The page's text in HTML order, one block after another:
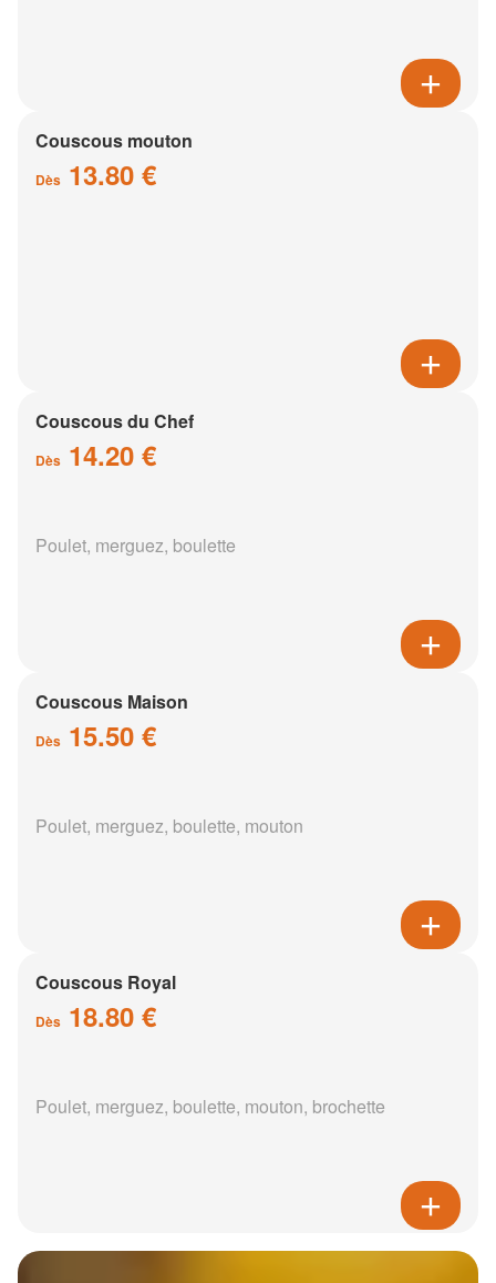
Couscous mouton
Dès 13.80 €
Couscous du Chef
Dès 14.20 €
Poulet, merguez, boulette
Couscous Maison
Dès 15.50 €
Poulet, merguez, boulette, mouton
Couscous Royal
Dès 18.80 €
Poulet, merguez, boulette, mouton, brochette